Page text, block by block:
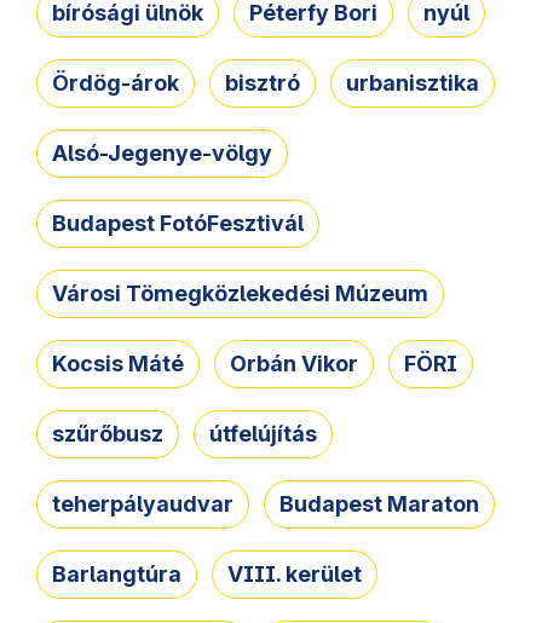
bírósági ülnök Péterfy Bori nyúl
Ördög-árok bisztró urbanisztika
Alsó-Jegenye-völgy
Budapest FotóFesztivál
Városi Tömegközlekedési Múzeum
Kocsis Máté Orbán Vikor FÖRI
szűrőbusz útfelújítás
teherpályaudvar Budapest Maraton
Barlangtúra VIII. kerület